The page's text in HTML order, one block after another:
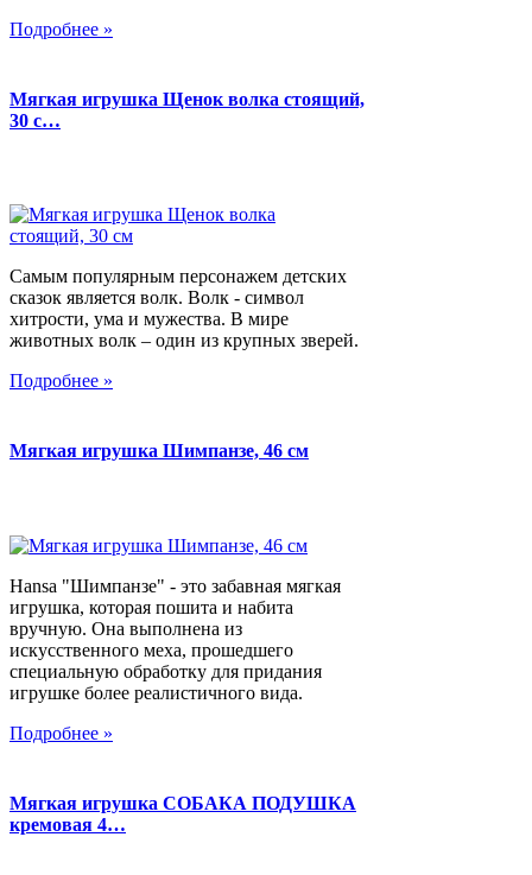
Подробнее »
Мягкая игрушка Щенок волка стоящий,
30 с…
Самым популярным персонажем детских
сказок является волк. Волк - символ
хитрости, ума и мужества. В мире
животных волк – один из крупных зверей.
Подробнее »
Мягкая игрушка Шимпанзе, 46 см
Hansa "Шимпанзе" - это забавная мягкая
игрушка, которая пошита и набита
вручную. Она выполнена из
искусственного меха, прошедшего
специальную обработку для придания
игрушке более реалистичного вида.
Подробнее »
Мягкая игрушка СОБАКА ПОДУШКА
кремовая 4…